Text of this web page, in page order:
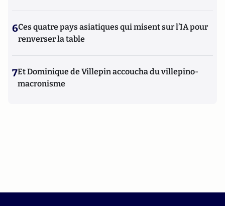
6Ces quatre pays asiatiques qui misent sur l’IA pour
renverser la table
7Et Dominique de Villepin accoucha du villepino-
macronisme